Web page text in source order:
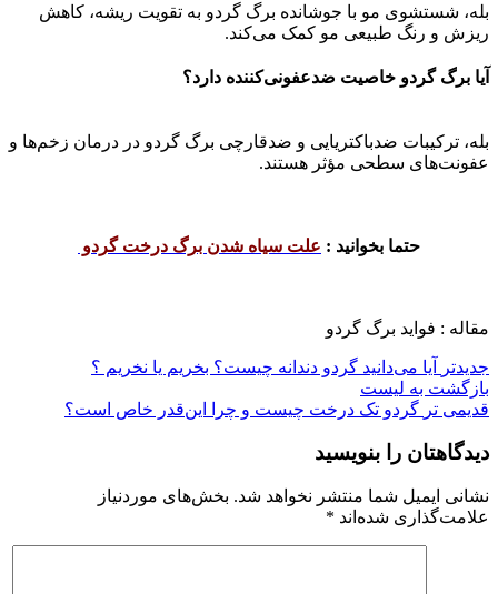
بله، شستشوی مو با جوشانده برگ گردو به تقویت ریشه، کاهش
ریزش و رنگ طبیعی مو کمک می‌کند.
آیا برگ گردو خاصیت ضدعفونی‌کننده دارد؟
بله، ترکیبات ضدباکتریایی و ضدقارچی برگ گردو در درمان زخم‌ها و
عفونت‌های سطحی مؤثر هستند.
حتما بخوانید : علت سیاه شدن برگ درخت گردو
مقاله : فواید برگ گردو
جدیدتر
آیا می‌دانید گردو دندانه چیست؟ بخریم یا نخریم ؟
بازگشت به لیست
قدیمی تر گردو تک درخت چیست و چرا این‌قدر خاص است؟
دیدگاهتان را بنویسید
نشانی ایمیل شما منتشر نخواهد شد. بخش‌های موردنیاز
علامت‌گذاری شده‌اند *